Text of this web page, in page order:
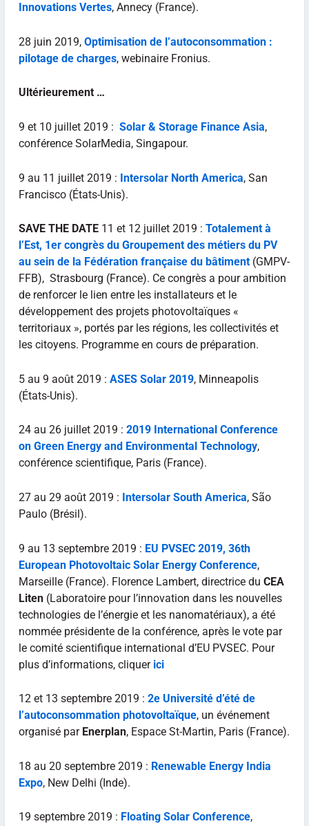
Innovations Vertes, Annecy (France).
28 juin 2019, Optimisation de l’autoconsommation :
pilotage de charges, webinaire Fronius.
Ultérieurement …
9 et 10 juillet 2019 : Solar & Storage Finance Asia,
conférence SolarMedia, Singapour.
9 au 11 juillet 2019 : Intersolar North America, San
Francisco (États-Unis).
SAVE THE DATE11 et 12 juillet 2019 : Totalement à
l’Est, 1er congrès du Groupement des métiers du PV
au sein de la Fédération française du bâtiment(GMPV-
FFB), Strasbourg (France). Ce congrès a pour ambition
de renforcer le lien entre les installateurs et le
développement des projets photovoltaïques «
territoriaux », portés par les régions, les collectivités et
les citoyens. Programme en cours de préparation.
5 au 9 août 2019 : ASES Solar 2019, Minneapolis
(États-Unis).
24 au 26 juillet 2019 : 2019 International Conference
on Green Energy and Environmental Technology,
conférence scientifique, Paris (France).
27 au 29 août 2019 : Intersolar South America, São
Paulo (Brésil).
9 au 13 septembre 2019 : EU PVSEC 2019, 36th
European Photovoltaic Solar Energy Conference,
Marseille (France). Florence Lambert, directrice du CEA
Liten(Laboratoire pour l’innovation dans les nouvelles
technologies de l’énergie et les nanomatériaux), a été
nommée présidente de la conférence, après le vote par
le comité scientifique international d’EU PVSEC. Pour
plus d’informations, cliquer ici
12 et 13 septembre 2019 : 2e Université d’été de
l’autoconsommation photovoltaïque, un événement
organisé par Enerplan, Espace St-Martin, Paris (France).
18 au 20 septembre 2019 : Renewable Energy India
Expo, New Delhi (Inde).
19 septembre 2019 : Floating Solar Conference,